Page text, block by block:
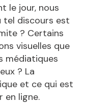
le jour, nous
tel discours est
? Certains
visuelles que
médiatiques
? La
et ce qui est
en ligne.